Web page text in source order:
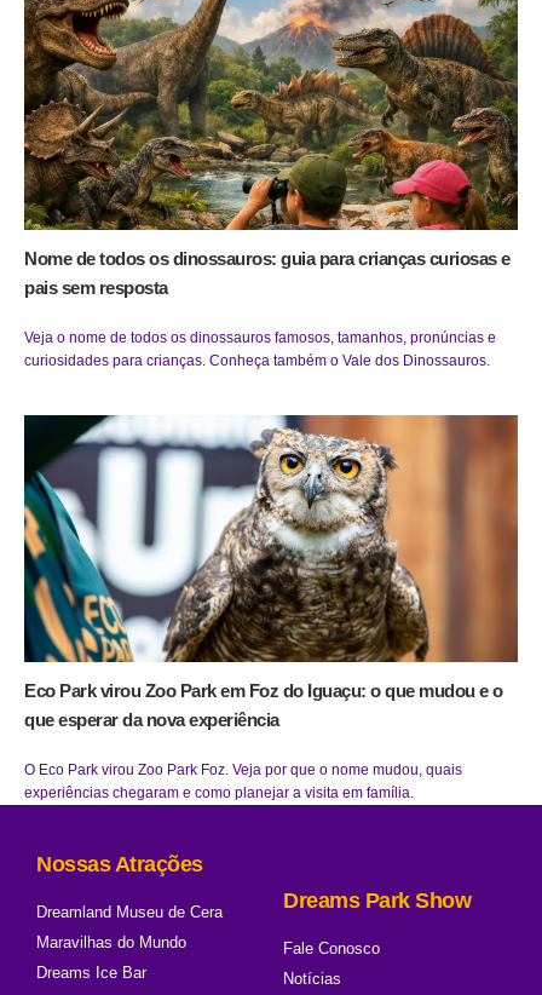
Nome de todos os dinossauros: guia para crianças curiosas e
pais sem resposta
Veja o nome de todos os dinossauros famosos, tamanhos, pronúncias e
curiosidades para crianças. Conheça também o Vale dos Dinossauros.
Eco Park virou Zoo Park em Foz do Iguaçu: o que mudou e o
que esperar da nova experiência
O Eco Park virou Zoo Park Foz. Veja por que o nome mudou, quais
experiências chegaram e como planejar a visita em família.
Nossas Atrações
Dreamland Museu de Cera
Maravilhas do Mundo
Dreams Ice Bar
Dreams Park Show
Fale Conosco
Notícias